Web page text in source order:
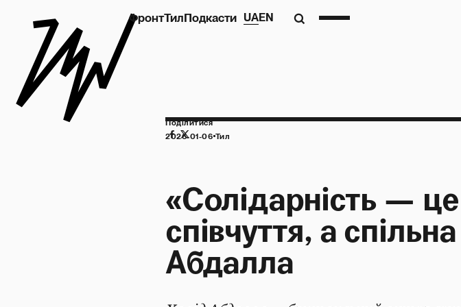
ФронтТилПодкасти UAEN
2026-01-06 Тил
«Солідарність —
співчуття, а
Абдалла
Поділитися